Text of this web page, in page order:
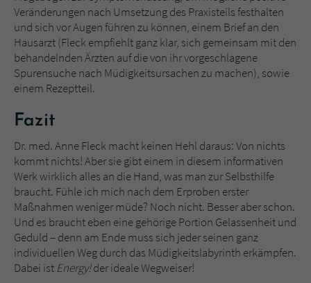
Veränderungen nach Umsetzung des Praxisteils festhalten
und sich vor Augen führen zu können, einem Brief an den
Hausarzt (Fleck empfiehlt ganz klar, sich gemeinsam mit den
behandelnden Ärzten auf die von ihr vorgeschlagene
Spurensuche nach Müdigkeitsursachen zu machen), sowie
einem Rezeptteil.
Fazit
Dr. med. Anne Fleck macht keinen Hehl daraus: Von nichts
kommt nichts! Aber sie gibt einem in diesem informativen
Werk wirklich alles an die Hand, was man zur Selbsthilfe
braucht. Fühle ich mich nach dem Erproben erster
Maßnahmen weniger müde? Noch nicht. Besser aber schon.
Und es braucht eben eine gehörige Portion Gelassenheit und
Geduld – denn am Ende muss sich jeder seinen ganz
individuellen Weg durch das Müdigkeitslabyrinth erkämpfen.
Dabei ist Energy!der ideale Wegweiser!